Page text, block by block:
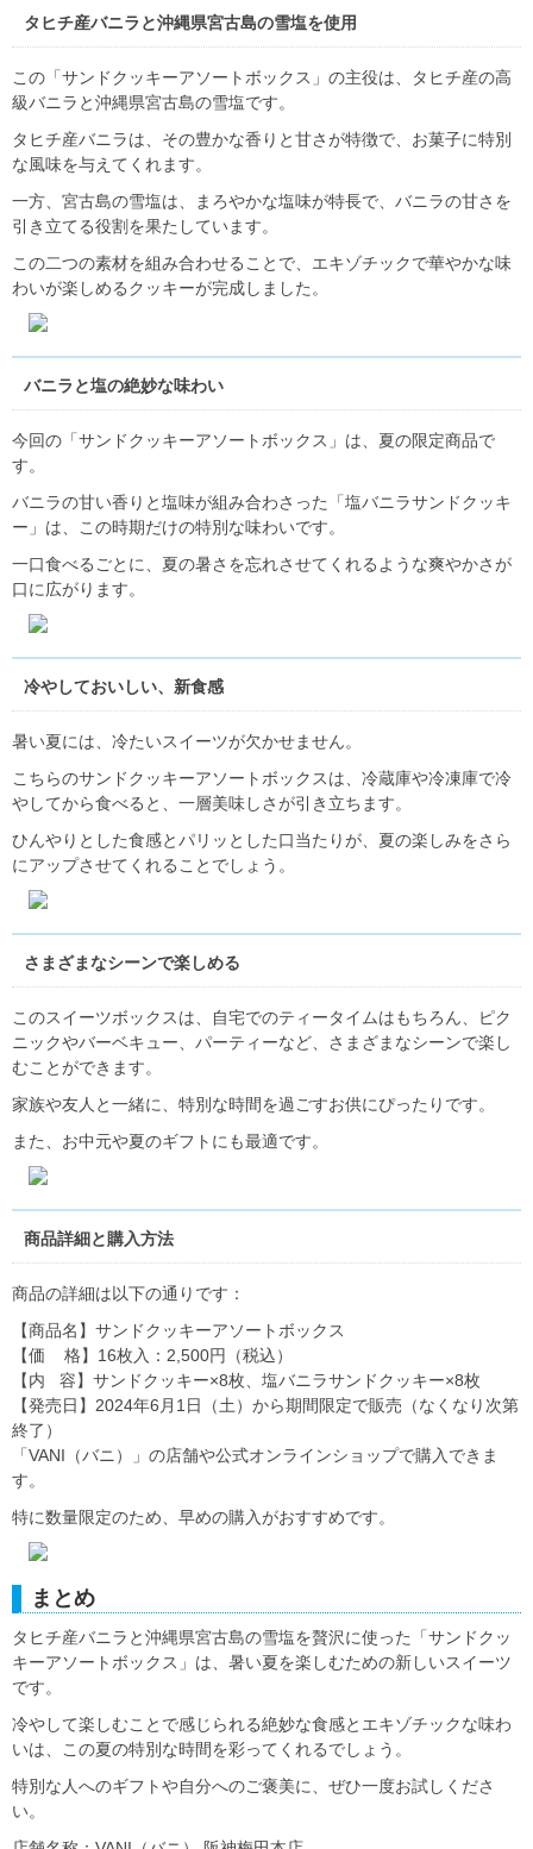
タヒチ産バニラと沖縄県宮古島の雪塩を使用
この「サンドクッキーアソートボックス」の主役は、タヒチ産の高
級バニラと沖縄県宮古島の雪塩です。
タヒチ産バニラは、その豊かな香りと甘さが特徴で、お菓子に特別
な風味を与えてくれます。
一方、宮古島の雪塩は、まろやかな塩味が特長で、バニラの甘さを
引き立てる役割を果たしています。
この二つの素材を組み合わせることで、エキゾチックで華やかな味
わいが楽しめるクッキーが完成しました。
バニラと塩の絶妙な味わい
今回の「サンドクッキーアソートボックス」は、夏の限定商品で
す。
バニラの甘い香りと塩味が組み合わさった「塩バニラサンドクッキ
ー」は、この時期だけの特別な味わいです。
一口食べるごとに、夏の暑さを忘れさせてくれるような爽やかさが
口に広がります。
冷やしておいしい、新食感
暑い夏には、冷たいスイーツが欠かせません。
こちらのサンドクッキーアソートボックスは、冷蔵庫や冷凍庫で冷
やしてから食べると、一層美味しさが引き立ちます。
ひんやりとした食感とパリッとした口当たりが、夏の楽しみをさら
にアップさせてくれることでしょう。
さまざまなシーンで楽しめる
このスイーツボックスは、自宅でのティータイムはもちろん、ピク
ニックやバーベキュー、パーティーなど、さまざまなシーンで楽し
むことができます。
家族や友人と一緒に、特別な時間を過ごすお供にぴったりです。
また、お中元や夏のギフトにも最適です。
商品詳細と購入方法
商品の詳細は以下の通りです：
【商品名】サンドクッキーアソートボックス
【価 格】16枚入：2,500円（税込）
【内 容】サンドクッキー×8枚、塩バニラサンドクッキー×8枚
【発売日】2024年6月1日（土）から期間限定で販売（なくなり次第
終了）
「VANI（バニ）」の店舗や公式オンラインショップで購入できま
す。
特に数量限定のため、早めの購入がおすすめです。
まとめ
タヒチ産バニラと沖縄県宮古島の雪塩を贅沢に使った「サンドクッ
キーアソートボックス」は、暑い夏を楽しむための新しいスイーツ
です。
冷やして楽しむことで感じられる絶妙な食感とエキゾチックな味わ
いは、この夏の特別な時間を彩ってくれるでしょう。
特別な人へのギフトや自分へのご褒美に、ぜひ一度お試しくださ
い。